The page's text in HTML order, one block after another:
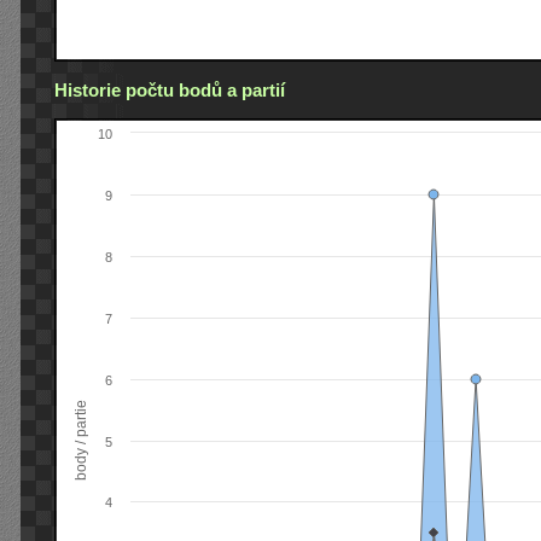
Historie počtu bodů a partií
body / partie
4
5
6
7
8
9
10